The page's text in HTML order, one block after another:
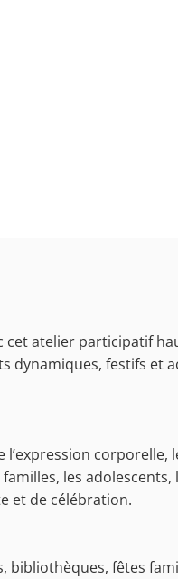
cet atelier participatif
dynamiques, festifs et
corporelle,
les adolescents,
et de célébration.
bibliothèques, fêtes